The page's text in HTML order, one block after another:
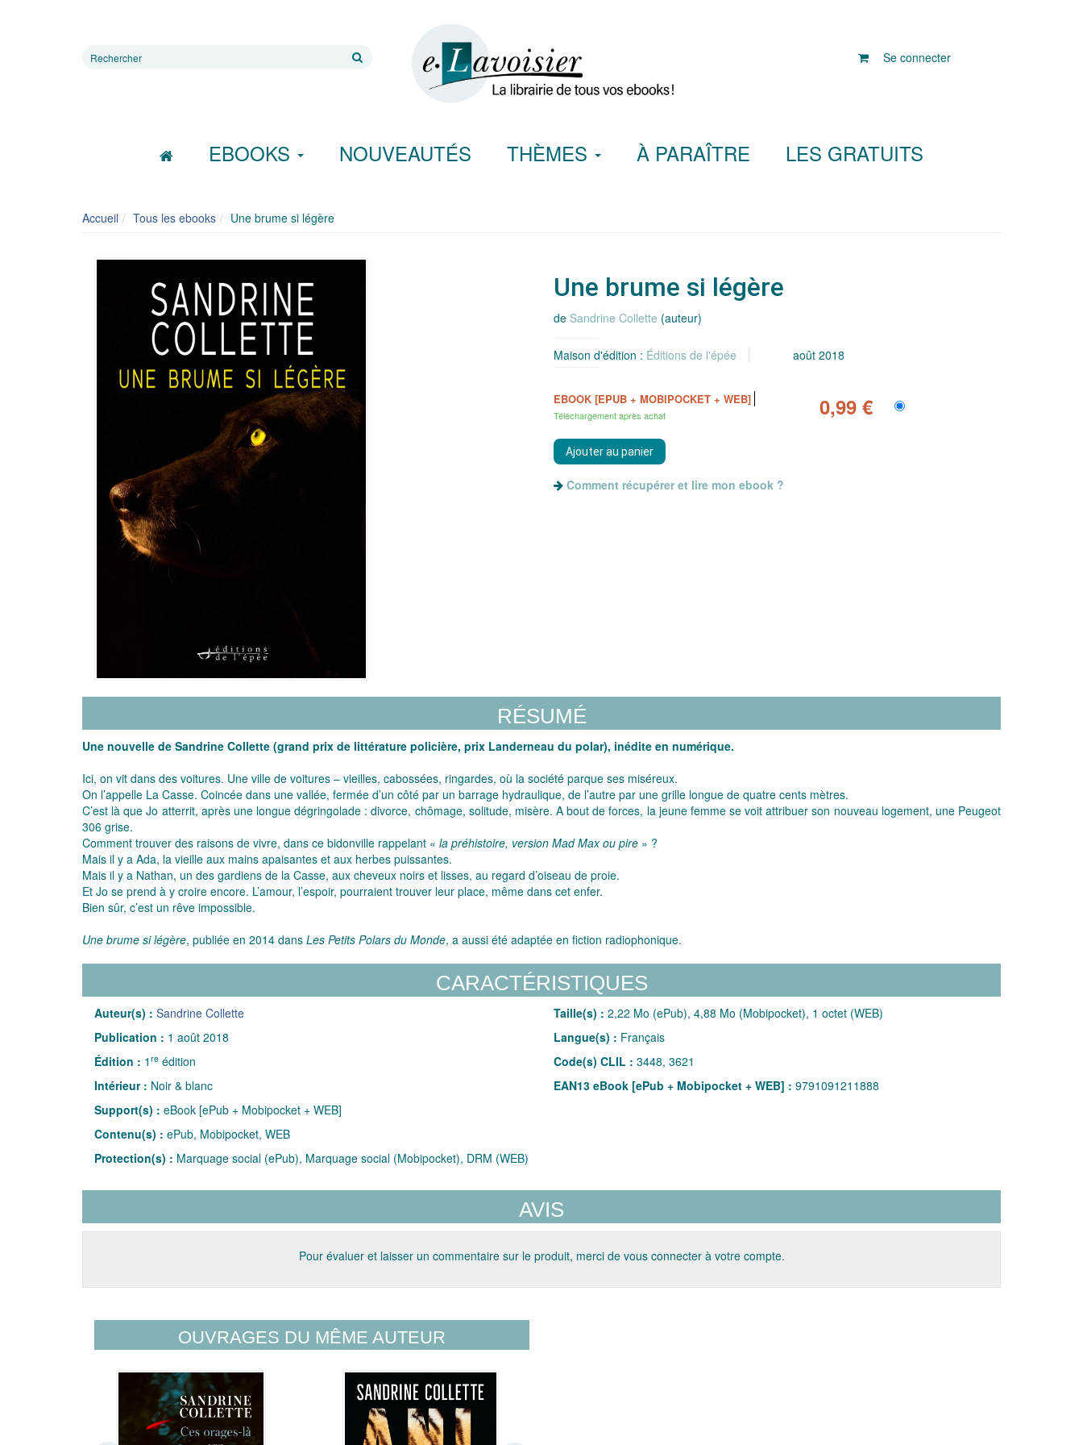
Rechercher
Se connecter
EBOOKS NOUVEAUTÉS THÈMES À PARAÎTRE LES GRATUITS
Accueil Tous les ebooks Une brume si légère
Une brume si légère
de Sandrine Collette (auteur)
Maison d'édition : Éditions de l'épée août 2018
EBOOK [EPUB + MOBIPOCKET + WEB]
Téléchargement après achat 0,99 €
Comment récupérer et lire mon ebook ?
RÉSUMÉ
Une nouvelle de Sandrine Collette (grand prix de littérature policière, prix Landerneau du polar), inédite en numérique.
Ici, on vit dans des voitures. Une ville de voitures – vieilles, cabossées, ringardes, où la société parque ses miséreux.
On l’appelle La Casse. Coincée dans une vallée, fermée d’un côté par un barrage hydraulique, de l’autre par une grille longue de quatre cents mètres.
C’est là que Jo atterrit, après une longue dégringolade : divorce, chômage, solitude, misère. A bout de forces, la jeune femme se voit attribuer son nouveau logement, une Peugeot
306 grise.
Comment trouver des raisons de vivre, dans ce bidonville rappelant « la préhistoire, version Mad Max ou pire » ?
Mais il y a Ada, la vieille aux mains apaisantes et aux herbes puissantes.
Mais il y a Nathan, un des gardiens de la Casse, aux cheveux noirs et lisses, au regard d’oiseau de proie.
Et Jo se prend à y croire encore. L’amour, l’espoir, pourraient trouver leur place, même dans cet enfer.
Bien sûr, c’est un rêve impossible.
Une brume si légère, publiée en 2014 dans Les Petits Polars du Monde, a aussi été adaptée en fiction radiophonique.
CARACTÉRISTIQUES
Auteur(s) : Sandrine Collette
Publication : 1 août 2018
Édition : 1 re édition
Intérieur : Noir & blanc
Support(s) : eBook [ePub + Mobipocket + WEB]
Contenu(s) : ePub, Mobipocket, WEB
Protection(s) : Marquage social (ePub), Marquage social (Mobipocket), DRM (WEB)
Taille(s) : 2,22 Mo (ePub), 4,88 Mo (Mobipocket), 1 octet (WEB)
Langue(s) : Français
Code(s) CLIL : 3448, 3621
EAN13 eBook [ePub + Mobipocket + WEB] : 9791091211888
AVIS
Pour évaluer et laisser un commentaire sur le produit, merci de vous connecter à votre compte.
OUVRAGES DU MÊME AUTEUR